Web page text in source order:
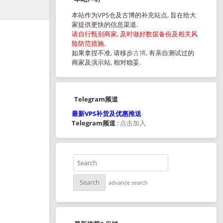
本站作为VPS仓及古博的补充站点, 旨在给大
家提供更快的信息渠道.
请自行甄别商家, 及时做好数据备份及相关风
险防范措施.
如果拿捏不准, 请移步古博, 有亲自测试过的
商家及演示站, 相对稳妥.
Telegram频道
最新VPS补货及优惠推送
Telegram频道 : 点击加入
advance search